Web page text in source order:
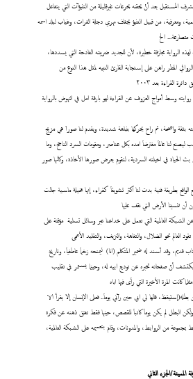
المستقبل بعد أنْ يحقنه بحرعات غيرقليلة من التنبؤآت التي يتفاعل
ومعرفية، من قبيل التنبؤ بجفاف نهري دجلة الفرات، وغياب لبلد اسمه
متصارعة... الخ
الرواية مجازفة خطيرة، لأن للجديد ضريبته الفادحة التي يسددها،
المطر راهن على إستجابة القارئ النبيه لمثل هذا النوع من
القراءة بعد ٢٠٠٣
وسط أمواج العزوف عن القراءة لهو بارقة امل في النهوض بالرواية
واضحة، ثم راح يحركها بنباهة شديدة، ويقدم لنا صوراَ هي مزيج
ليصنع لنا عالماَ مفترضاَ امده بكل عناصر، ومقومات السرد الناجح، وما
الحياة في اخيلته السردية، لتقوم بعرض صورها الأخاذة، وكأنها صور
الواقع بطريقة فنية بدت لنا اكثر تشويقاَ كقراء، إنها مخيلة ماسية جالت
تنسينا الأرض التي نقف عليها
عن الشبكة العالمية التي تعمل على خداعنا عبر وسائل تسلية مؤقتة على
العالم نحو الضلال، والتفاهة، والنزيف، والتقليد الأعمى
قديم، وقد أسند له ضمير المتكلم (انا) ليمنحه زخماَ عاطفياَ، وتاريخ
لهذا الكتاب في العام ٢٠٤٠، ليكتشف أنّ صفحاته تخبره عن توديع ابيه له، وحينما يستمر في تقليب
كانت المرة الأخيرة التي رأى فيها اباه
البطل لم يكن يوماَ كاتباَ للقصص، حينها فقط تفتق ذهنه عن فكرة
بمجموعة من الروابط، والمدونات، وقام بتعميمه على الشبكة العالمية،
الجزء الثاني